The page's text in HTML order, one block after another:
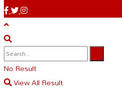
No Result
View All Result